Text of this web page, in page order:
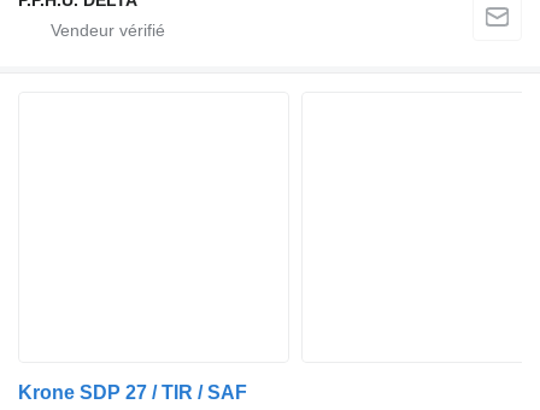
Krone SDP 27 / TIR / SAF